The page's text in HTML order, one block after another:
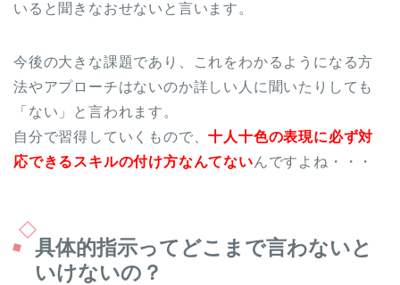
いると聞きなおせないと言います。
今後の大きな課題であり、これをわかるようになる方
法やアプローチはないのか詳しい人に聞いたりしても
「ない」と言われます。
自分で習得していくもので、十人十色の表現に必ず対
応できるスキルの付け方なんてないんですよね・・・
具体的指示ってどこまで言わないと
いけないの？